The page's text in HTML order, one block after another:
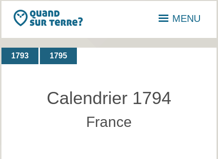
MENU
1793 1795
Calendrier 1794
France